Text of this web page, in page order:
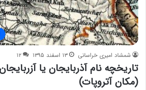
شمشاد امیری خراسانی ۱۳ اسفند ۱۳۹۵ ۱۲
تاریخچه نام آذربایجان یا
(مکان آتروپات)